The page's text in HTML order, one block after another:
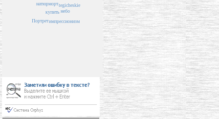
натюрморт
купить
tegicheskie
небо
импрессионизм
Портрет